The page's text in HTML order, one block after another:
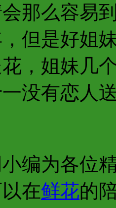
那么容易
但是好姐
，姐妹几
没有恋人
编为各位
在鲜花的